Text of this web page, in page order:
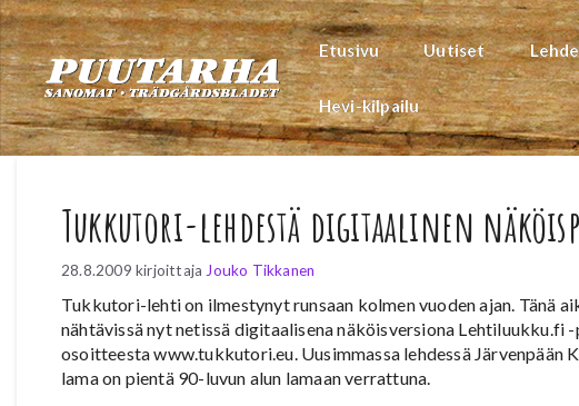
Siirry
sisältöön
Etusivu Uutiset
Hevi-kilpailu
Tukkutori-lehdestä digitaalinen
28.8.2009 kirjoittaja Jouko Tikkanen
Tukkutori-lehti on ilmestynyt runsaan kolmen vuoden ajan. Tänä
nähtävissä nyt netissä digitaalisena näköisversiona Lehtiluukku.fi
osoitteesta www.tukkutori.eu. Uusimmassa lehdessä Järvenpään
lama on pientä 90-luvun alun lamaan verrattuna.